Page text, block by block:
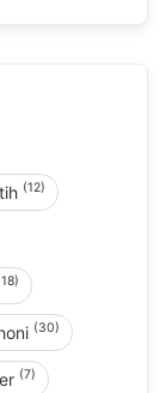
(12)
(30)
(7)